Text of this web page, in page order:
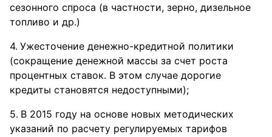
сезонного спроса (в частности, зерно, дизельное
топливо и др.)
Ужесточение денежно-кредитной политики
(сокращение денежной массы за счет роста
процентных ставок. В этом случае дорогие
кредиты становятся недоступными);
В 2015 году на основе новых методических
указаний по расчету регулируемых тарифов